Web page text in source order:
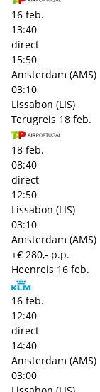
16 feb.
13:40
direct
15:50
Amsterdam (AMS)
03:10
Lissabon (LIS)
Terugreis 18 feb.
18 feb.
08:40
direct
12:50
Lissabon (LIS)
03:10
Amsterdam (AMS)
+€ 280,- p.p.
Heenreis 16 feb.
16 feb.
12:40
direct
14:40
Amsterdam (AMS)
03:00